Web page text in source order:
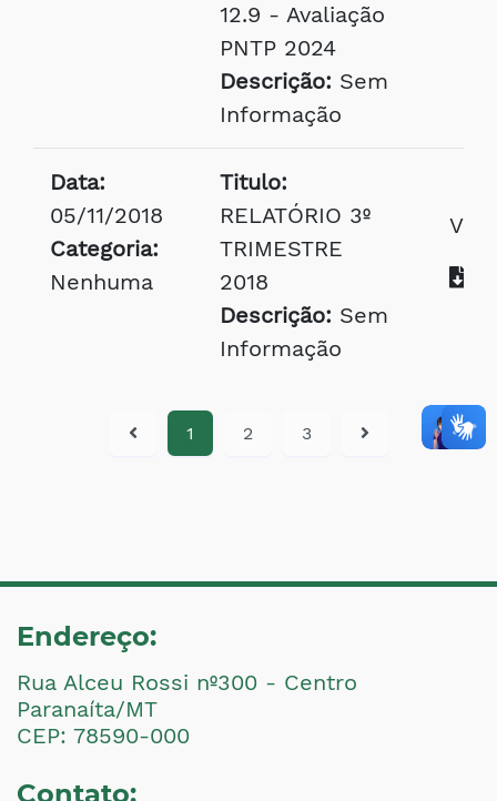
12.9 - Avaliação
PNTP 2024
Descrição: Sem
Informação
Data:
05/11/2018
Categoria:
Nenhuma
Titulo:
RELATÓRIO 3º
TRIMESTRE
2018
Descrição: Sem
Informação
1 2 3
Endereço:
Rua Alceu Rossi nº300 - Centro
Paranaíta/MT
CEP: 78590-000
Contato: